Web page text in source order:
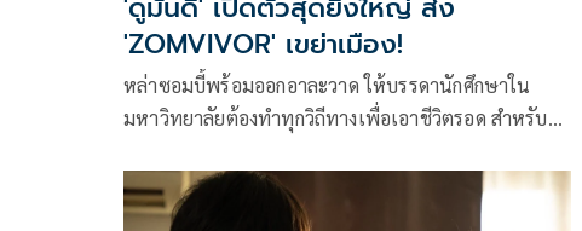
'ดูมันดิ' เปิดตัวสุดยิ่งใหญ่ ส่ง
'ZOMVIVOR' เขย่าเมือง!
หล่าซอมบี้พร้อมออกอาละวาด ให้บรรดานักศึกษาใน
มหาวิทยาลัยต้องทำทุกวิถีทางเพื่อเอาชีวิตรอด สำหรับ
ของค่าย ‘ดูมันดิ’ ภายใต้การผลิตของ ‘บริษัท มันดีเวิร์ค
จำกัด’ ที่สิ้นสุดการรอคอยให้ได้ชมความระทึกขวัญในทุก